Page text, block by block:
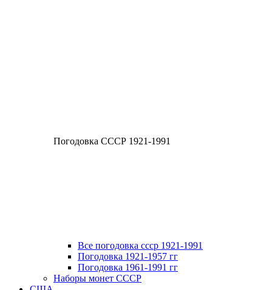
Погодовка СССР 1921-1991
Все погодовка ссср 1921-1991
Погодовка 1921-1957 гг
Погодовка 1961-1991 гг
Наборы монет СССР